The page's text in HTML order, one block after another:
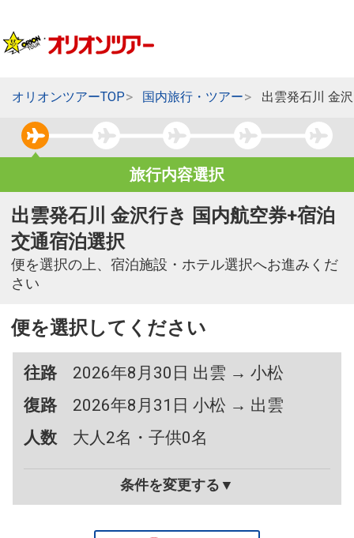
オリオンツアーTOP 国内旅行・ツアー 出雲発石川 金
旅行内容選択
出雲発石川 金沢行き 国内航空券+宿泊
交通宿泊選択
便を選択の上、宿泊施設・ホテル選択へお進みくだ
さい
便を選択してください
往路
2026年8月30日 出雲 → 小松
復路
2026年8月31日 小松 → 出雲
人数
大人2名・子供0名
条件を変更する▼